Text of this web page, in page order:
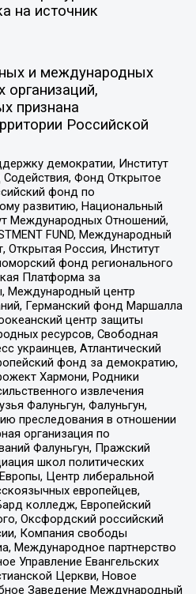
на источник
и международных
организаций,
признана
Российской
демократии, Институт
Фонд Открытое
фонд по
развитию, Национальный
Международных Отношений,
FUND, Международный
Открытая Россия, Институт
фонд регионального
Платформа за
Международный центр
Германский фонд Маршалла
центр защиты
ресурсов, Свободная
украинцев, Атлантический
фонд за демократию,
Хармони, Родники
извлечения
Фалуньгун, Фалуньгун,
преследования в отношении
организация по
Фалуньгун, Пражский
школ политических
Центр либеральной
европейцев,
колледж, Европейский
Оксфордский российский
Компания свободы
Международное партнерство
Управление Евангельских
Церкви, Новое
Заведение Международный